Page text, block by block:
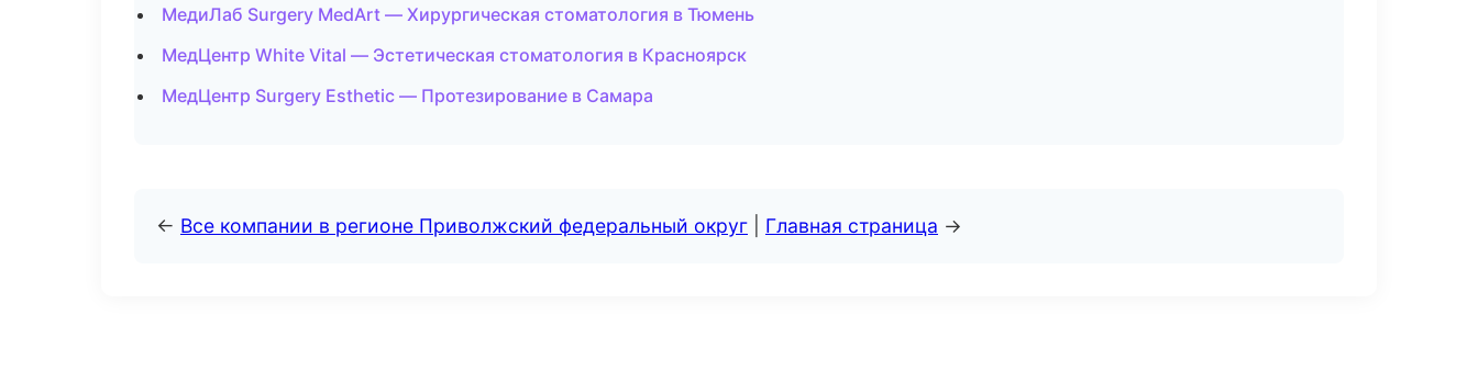
МедиЛаб Surgery MedArt — Хирургическая стоматология в Тюмень
МедЦентр White Vital — Эстетическая стоматология в Красноярск
МедЦентр Surgery Esthetic — Протезирование в Самара
← Все компании в регионе Приволжский федеральный округ Главная страница →